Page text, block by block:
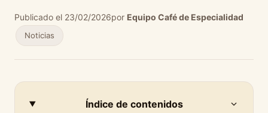
Publicado el 23/02/2026por Equipo Café de Especialidad
Noticias
Índice de contenidos